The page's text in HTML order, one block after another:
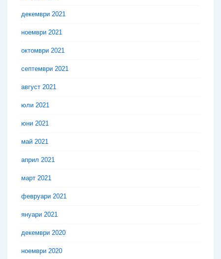
декември 2021
ноември 2021
октомври 2021
септември 2021
август 2021
юли 2021
юни 2021
май 2021
април 2021
март 2021
февруари 2021
януари 2021
декември 2020
ноември 2020